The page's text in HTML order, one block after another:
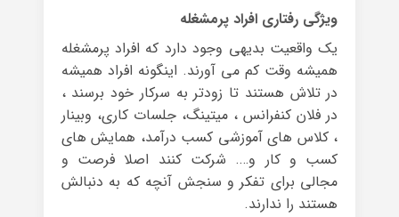
ویژگی رفتاری افراد پرمشغله
یک واقعیت بدیهی وجود دارد که افراد پرمشغله
همیشه وقت کم می آورند. اینگونه افراد همیشه
در تلاش هستند تا زودتر به سرکار خود برسند ،
در فلان کنفرانس ، میتینگ، جلسات کاری، وبینار
، کلاس های آموزشی کسب درآمد، همایش های
کسب و کار و…. شرکت کنند اصلا فرصت و
مجالی برای تفکر و سنجش آنچه که به دنبالش
هستند را ندارند.